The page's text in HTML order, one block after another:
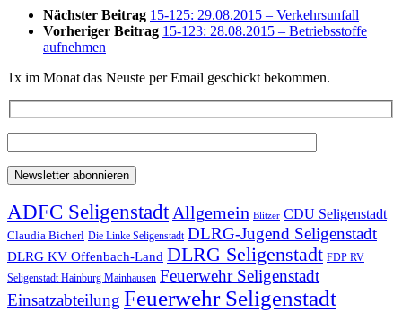
Nächster Beitrag 15-125: 29.08.2015 – Verkehrsunfall
Vorheriger Beitrag 15-123: 28.08.2015 – Betriebsstoffe
aufnehmen
1x im Monat das Neuste per Email geschickt bekommen.
ADFC SeligenstadtAllgemein Blitzer CDU Seligenstadt
Claudia Bicherl Die Linke Seligenstadt DLRG-Jugend Seligenstadt
DLRG KV Offenbach-Land DLRG Seligenstadt FDP RV
Seligenstadt Hainburg Mainhausen Feuerwehr Seligenstadt
Einsatzabteilung Feuerwehr Seligenstadt